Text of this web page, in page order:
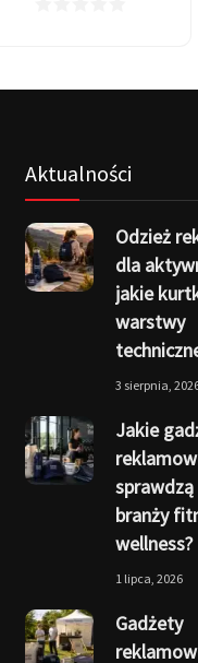
Aktualności
Odzież
dla
jakie
warstwy
3 sierpnia,
Jakie
sprawdzą
branży
wellness?
1 lipca, 2026
Gadżety